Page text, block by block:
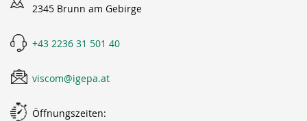
2345 Brunn am Gebirge
+43 2236 31 501 40
viscom@igepa.at
Öffnungszeiten: